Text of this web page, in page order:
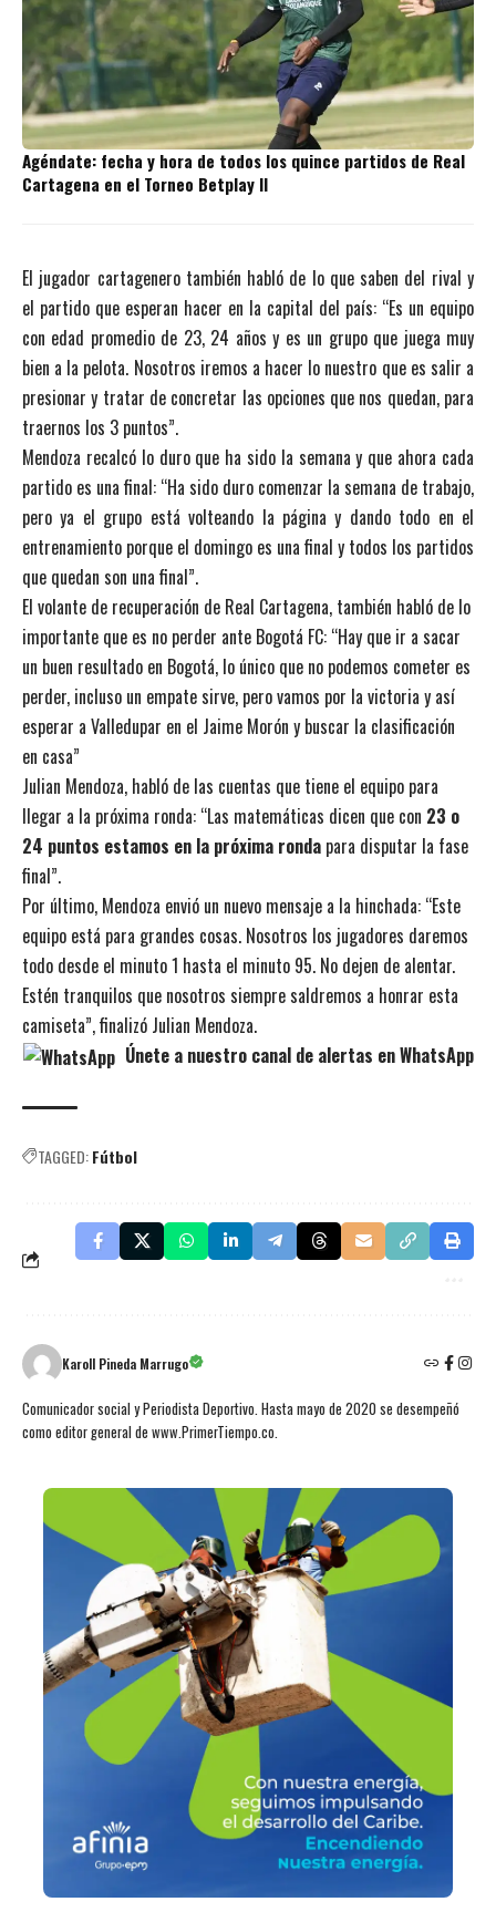
Agéndate: fecha y hora de todos los quince partidos de Real
Cartagena en el Torneo Betplay II
El jugador cartagenero también habló de lo que saben del rival y
el partido que esperan hacer en la capital del país: “Es un equipo
con edad promedio de 23, 24 años y es un grupo que juega muy
bien a la pelota. Nosotros iremos a hacer lo nuestro que es salir a
presionar y tratar de concretar las opciones que nos quedan, para
traernos los 3 puntos”.
Mendoza recalcó lo duro que ha sido la semana y que ahora cada
partido es una final: “Ha sido duro comenzar la semana de trabajo,
pero ya el grupo está volteando la página y dando todo en el
entrenamiento porque el domingo es una final y todos los partidos
que quedan son una final”.
El volante de recuperación de Real Cartagena, también habló de lo
importante que es no perder ante Bogotá FC: “Hay que ir a sacar
un buen resultado en Bogotá, lo único que no podemos cometer es
perder, incluso un empate sirve, pero vamos por la victoria y así
esperar a Valledupar en el Jaime Morón y buscar la clasificación
en casa”
Julian Mendoza, habló de las cuentas que tiene el equipo para
llegar a la próxima ronda: “Las matemáticas dicen que con 23 o
24 puntos estamos en la próxima ronda para disputar la fase
final”.
Por último, Mendoza envió un nuevo mensaje a la hinchada: “Este
equipo está para grandes cosas. Nosotros los jugadores daremos
todo desde el minuto 1 hasta el minuto 95. No dejen de alentar.
Estén tranquilos que nosotros siempre saldremos a honrar esta
camiseta”, finalizó Julian Mendoza.
Únete a nuestro canal de alertas en WhatsApp
TAGGED:Fútbol
Karoll Pineda Marrugo
Comunicador social y Periodista Deportivo. Hasta mayo de 2020 se desempeñó
como editor general de www.PrimerTiempo.co.